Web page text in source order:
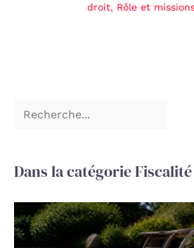
droit, Rôle et
Dans la catégorie